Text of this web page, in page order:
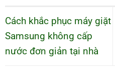
Cách khắc phục máy giặt
Samsung không cấp
nước đơn giản tại nhà